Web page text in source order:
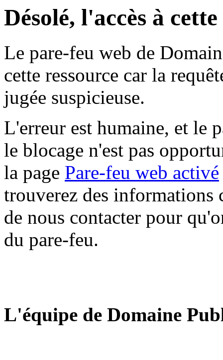
Désolé, l'accès à
Le pare-feu web de
cette ressource car la
jugée suspicieuse.
L'erreur est humaine, et le
le blocage n'est pas
la page Pare-feu web activé
trouverez des informations
de nous contacter pour
du pare-feu.
L'équipe de Domaine